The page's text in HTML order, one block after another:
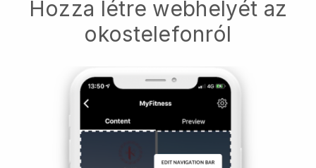
Hozza létre webhelyét az
okostelefonról